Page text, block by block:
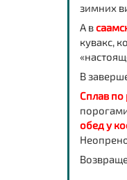
зимних
А в
кувакс,
В
Сплав по
обед у